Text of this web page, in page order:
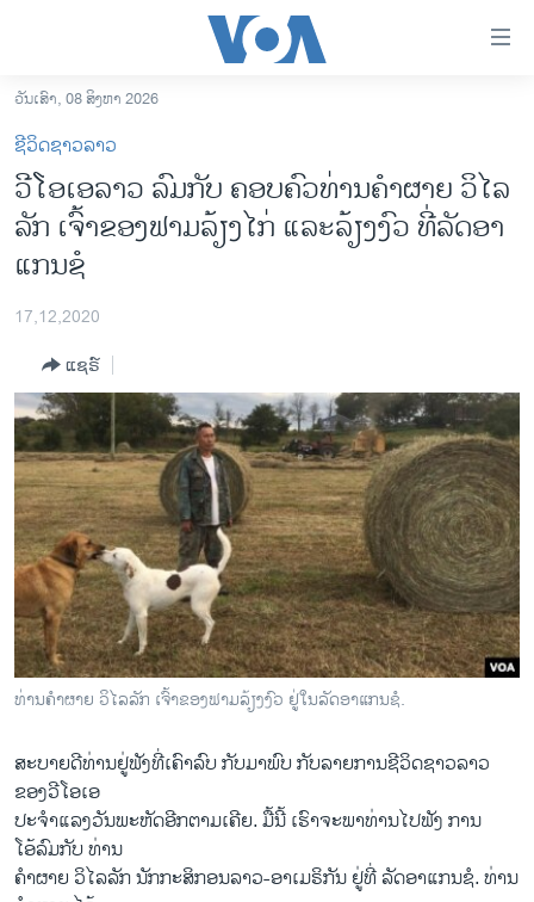
ເຂົ້າ
ຫາ
ຂ້າມ
ຂ້າມ
ຂ້າມ
ໄປ
ຫາ
ຊອກ
ລາວ
ອາເມຣິກາ
ການເລືອກຕັ້ງ ປະທານາທີບໍດີ ສະຫະລັດ 2024
ອິດສະຫຼະພາບດ້ານການຂ່າວ
ຊີວິດຊາວລາວ
ຊຸມຊົນຊາວລາວ
ວິທະຍາສາດ-ເທັກໂນໂລຈີ
ທຸລະກິດ
ພາສາອັງກິດ
ວີດີໂອ
ລາຍການກະຈາຍສຽງ
ລາຍງານ
ຕິດຕາມພວກເຮົາ ທີ່
ວັນເສົາ, 08 ສິງຫາ 2026
ຊີວິດຊາວລາວ
ວີໂອເອລາວ ລົມກັບ ຄອບຄົວທ່ານຄຳຜາຍ ວິໄລ
ລັກ ເຈົ້າຂອງຟາມລ້ຽງໄກ່ ແລະລ້ຽງງົວ ທີ່ລັດອາ
ແກນຊໍ
17,12,2020
ແຊຣ໌
ທ່ານຄຳຜາຍ ວິໄລລັກ ເຈົ້າຂອງຟາມລ້ຽງງົວ ຢູ່ໃນລັດອາແກນຊໍ.
ສະບາຍດີທ່ານຢູ່ຟັງທີ່ເຄົາລົບ ກັບມາພົບ ກັບລາຍການຊີວິດຊາວລາວ
ຂອງວີໂອເອ
ປະຈຳແລງວັນພະຫັດອີກຕາມເຄີຍ. ມື້ນີ້ ເຮົາຈະພາທ່ານໄປຟັງ ການ
ໂອ້ລົມກັບ ທ່ານ
ຄຳຜາຍ ວິໄລລັກ ນັກກະສິກອນລາວ-ອາເມຣິກັນ ຢູ່ທີ່ ລັດອາແກນຊໍ. ທ່ານ